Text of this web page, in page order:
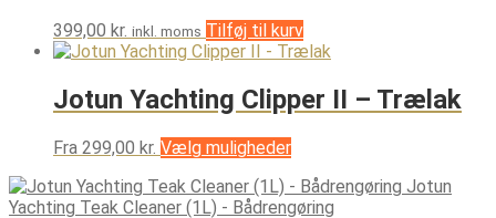
399,00 kr. inkl. moms Tilføj til kurv
Jotun Yachting Clipper II – Trælak
Fra 299,00 kr. Vælg mulighederDette
har
flere
Jotun
Yachting Teak Cleaner (1L) - Bådrengøring